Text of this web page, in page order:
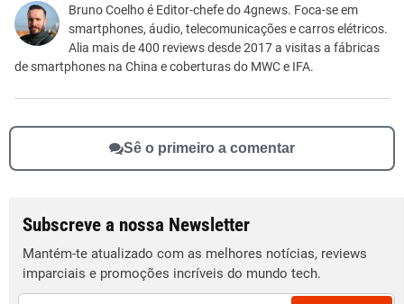
Este conteúdo não tem a informação que procuro
Outro
Bruno Coelho é Editor-chefe do 4gnews. Foca-se em
smartphones, áudio, telecomunicações e carros elétricos.
Alia mais de 400 reviews desde 2017 a visitas a fábricas
de smartphones na China e coberturas do MWC e IFA.
Sê o primeiro a comentar
Subscreve a nossa Newsletter
Mantém-te atualizado com as melhores notícias, reviews
imparciais e promoções incríveis do mundo tech.